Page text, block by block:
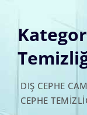
DIŞ CEPHE
CEPHE